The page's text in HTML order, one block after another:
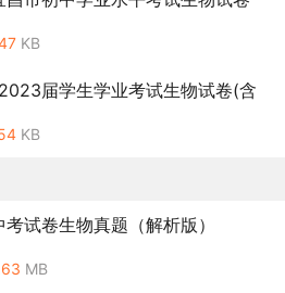
KB
届学生学业考试生物试卷(含
KB
试卷生物真题（解析版）
MB